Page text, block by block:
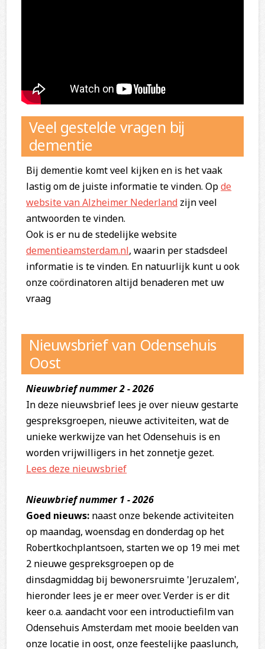
Veel gestelde vragen bij
dementie
Bij dementie komt veel kijken en is het vaak
lastig om de juiste informatie te vinden. Opde
website van Alzheimer Nederland zijn veel
antwoorden te vinden.
Ook is er nu de stedelijke website
dementieamsterdam.nl, waarin per stadsdeel
informatie is te vinden. En natuurlijk kunt u ook
onze coördinatoren altijd benaderen met uw
vraag
Nieuwsbrief van Odensehuis
Oost
Nieuwbrief nummer 2 - 2026
In deze nieuwsbrief lees je over nieuw gestarte
gespreksgroepen, nieuwe activiteiten, wat de
unieke werkwijze van het Odensehuis is en
worden vrijwilligers in het zonnetje gezet.
Lees deze nieuwsbrief
Nieuwbrief nummer 1 - 2026
Goed nieuws: naast onze bekende activiteiten
op maandag, woensdag en donderdag op het
Robertkochplantsoen, starten we op 19 mei met
2 nieuwe gespreksgroepen op de
dinsdagmiddag bij bewonersruimte 'Jeruzalem',
hieronder lees je er meer over. Verder is er dit
keer o.a. aandacht voor een introductiefilm van
Odensehuis Amsterdam met mooie beelden van
onze locatie in oost, onze feestelijke paaslunch,